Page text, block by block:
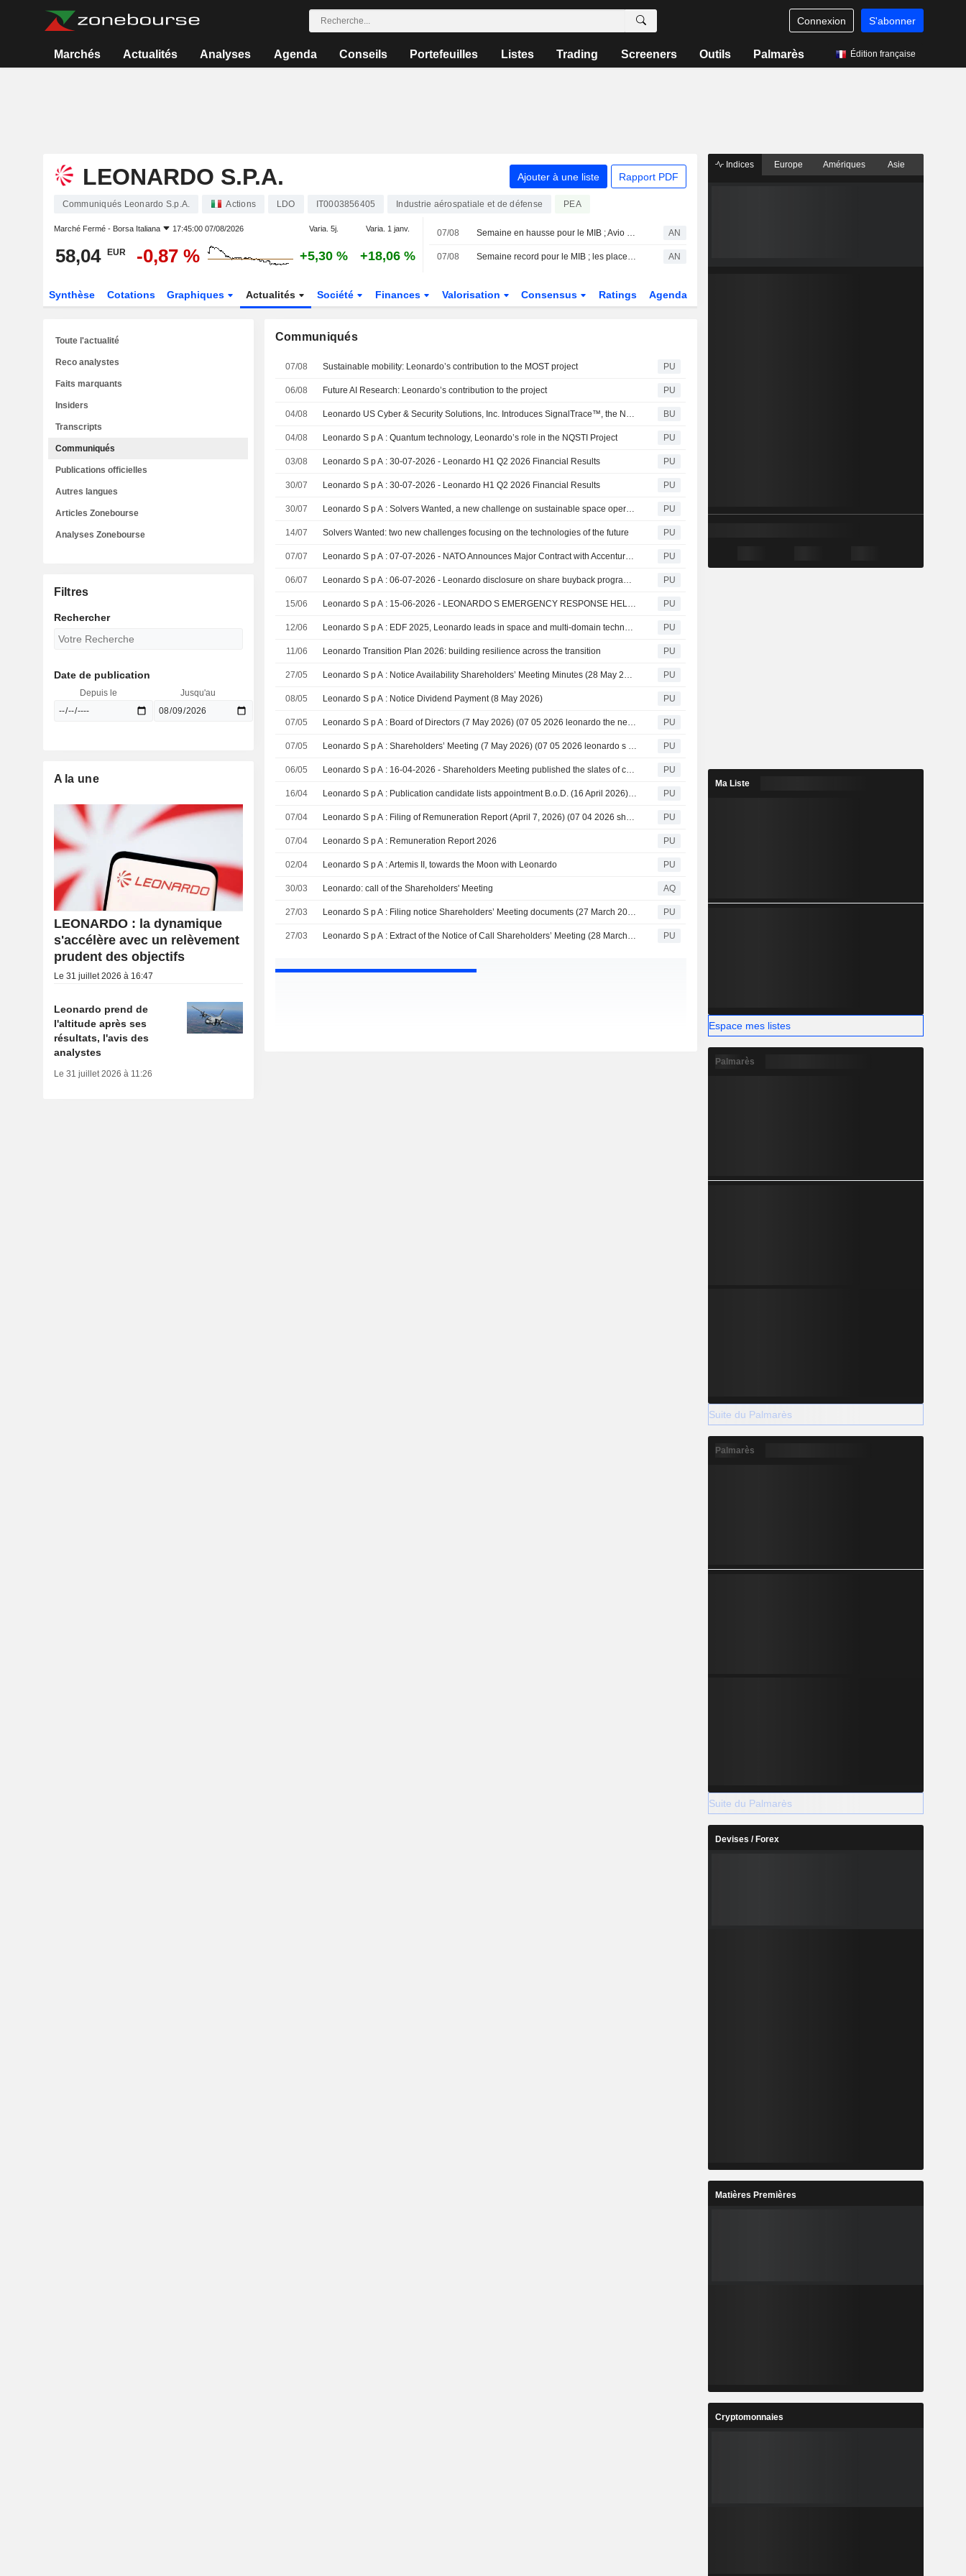
Connexion S'abonner
Marchés Actualités Analyses Agenda Conseils Portefeuilles Listes Trading Screeners Outils Palmarès Édition française
LEONARDO S.P.A. Ajouter à une liste Rapport PDF
Communiqués Leonardo S.p.A. Actions LDO IT0003856405 Industrie aérospatiale et de défense PEA
Marché Fermé - Borsa Italiana 17:45:00 07/08/2026 Varia. 5j. Varia. 1 janv.
58,04 EUR -0,87 % +5,30 % +18,06 %
07/08 Semaine en hausse pour le MIB ; Avio en tête, Stellantis à la traîne AN
07/08 Semaine record pour le MIB ; les places européennes orientées à la hausse AN
Synthèse Cotations Graphiques Actualités Société Finances Valorisation Consensus Ratings Agenda
Communiqués
07/08 Sustainable mobility: Leonardo’s contribution to the MOST project PU
06/08 Future AI Research: Leonardo’s contribution to the project PU
04/08 Leonardo US Cyber & Security Solutions, Inc. Introduces SignalTrace™, the Next Evolution in Electronic Signature Detection Technology BU
04/08 Leonardo S p A : Quantum technology, Leonardo’s role in the NQSTI Project PU
03/08 Leonardo S p A : 30-07-2026 - Leonardo H1 Q2 2026 Financial Results PU
30/07 Leonardo S p A : 30-07-2026 - Leonardo H1 Q2 2026 Financial Results PU
30/07 Leonardo S p A : Solvers Wanted, a new challenge on sustainable space operations PU
14/07 Solvers Wanted: two new challenges focusing on the technologies of the future PU
07/07 Leonardo S p A : 07-07-2026 - NATO Announces Major Contract with Accenture to Help Advance Towards a More Agile and Resilient Digital Infrastructure PU
06/07 Leonardo S p A : 06-07-2026 - Leonardo disclosure on share buyback programme PU
15/06 Leonardo S p A : 15-06-2026 - LEONARDO S EMERGENCY RESPONSE HELICOPTER FLEET TO GROW STRONGER IN EUROPE WITH 15 AIRCRAFT ORDER BY LEADING OPERATOR AVINCIS PU
12/06 Leonardo S p A : EDF 2025, Leonardo leads in space and multi-domain technologies PU
11/06 Leonardo Transition Plan 2026: building resilience across the transition PU
27/05 Leonardo S p A : Notice Availability Shareholders’ Meeting Minutes (28 May 2026) PU
08/05 Leonardo S p A : Notice Dividend Payment (8 May 2026) PU
07/05 Leonardo S p A : Board of Directors (7 May 2026) (07 05 2026 leonardo the new board of directors appoints lorenzo mariani as chief executive officer and general manager gian piero cutillo as co general manager and confers certain powers on chairman francesco macri) PU
07/05 Leonardo S p A : Shareholders’ Meeting (7 May 2026) (07 05 2026 leonardo s shareholders meeting approves 2025 financial statements and the remuneration report appointed the new board of directors and francesco macri chairman) PU
06/05 Leonardo S p A : 16-04-2026 - Shareholders Meeting published the slates of candidates for the renewal of the Board of Directors PU
16/04 Leonardo S p A : Publication candidate lists appointment B.o.D. (16 April 2026) (16 04 2026 shareholders meeting published the slates of candidates for the renewal of the board of directors) PU
07/04 Leonardo S p A : Filing of Remuneration Report (April 7, 2026) (07 04 2026 shareholders meeting filing of remuneration report) PU
07/04 Leonardo S p A : Remuneration Report 2026 PU
02/04 Leonardo S p A : Artemis II, towards the Moon with Leonardo PU
30/03 Leonardo: call of the Shareholders' Meeting AQ
27/03 Leonardo S p A : Filing notice Shareholders’ Meeting documents (27 March 2026) (27 03 2026 shareholders meeting filing notice) PU
27/03 Leonardo S p A : Extract of the Notice of Call Shareholders’ Meeting (28 March 2026) PU
Toute l'actualité
Reco analystes
Faits marquants
Insiders
Transcripts
Communiqués
Publications officielles
Autres langues
Articles Zonebourse
Analyses Zonebourse
Filtres
Rechercher
Date de publication
Depuis le Jusqu'au
A la une
LEONARDO : la dynamique
s'accélère avec un relèvement
prudent des objectifs
Le 31 juillet 2026 à 16:47
Leonardo prend de
l'altitude après ses
résultats, l'avis des
analystes
Le 31 juillet 2026 à 11:26
Indices Europe Amériques Asie
Ma Liste
Espace mes listes
Palmarès
Suite du Palmarès
Palmarès
Suite du Palmarès
Devises / Forex
Matières Premières
Cryptomonnaies